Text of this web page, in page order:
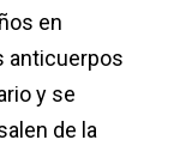
en
anticuerpos
y se
de la